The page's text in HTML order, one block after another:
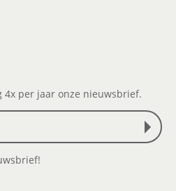
4x per jaar onze nieuwsbrief.